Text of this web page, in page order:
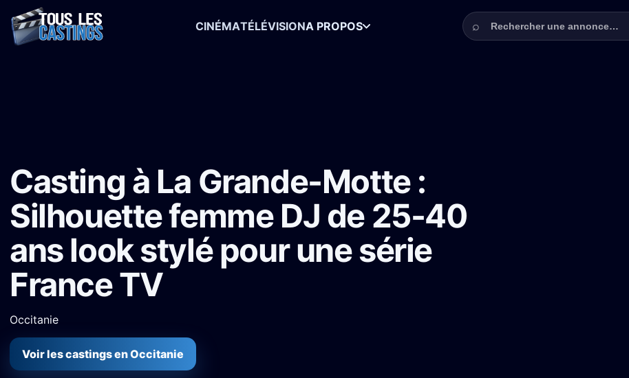
CINÉMATÉLÉVISIONA PROPOS Rechercher une annonce
⌕
Casting à La Grande-Motte :
Silhouette femme DJ de 25-40
ans look stylé pour une série
France TV
Occitanie
Voir les castings en Occitanie